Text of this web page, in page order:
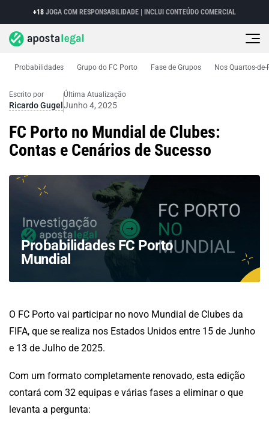
+18 JOGA COM RESPONSABILIDADE | INCLUI CONTEÚDO COMERCIAL
Probabilidades Grupo do FC Porto Fase de Grupos Nos Quartos-
Mundial de clubes Probabilidades FC Porto Mundial
Escrito por
Ricardo Gugel
Última Atualização
Junho 4, 2025
FC Porto no Mundial de Clubes:
Contas e Cenários de Sucesso
Probabilidades FC Porto
Mundial
O FC Porto vai participar no novo Mundial de Clubes da
FIFA, que se realiza nos Estados Unidos entre 15 de Junho
e 13 de Julho de 2025.
Com um formato completamente renovado, esta edição
contará com 32 equipas e várias fases a eliminar o que
levanta a pergunta: